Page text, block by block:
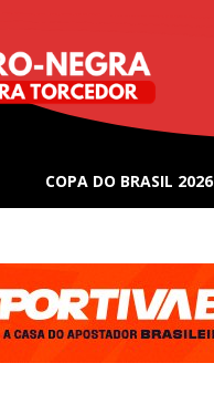
COPA DO BRASIL 2026